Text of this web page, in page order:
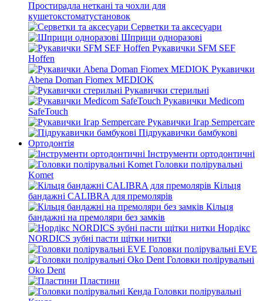
Простирадла неткані та чохли для
кушетокстоматустановок
Серветки та аксесуари
Шприци одноразові
Рукавички SFM SEF
Hoffen
Рукавички
Abena Doman Fiomex MEDIOK
Рукавички стерильні
Рукавички Medicom
SafeTouch
Рукавички Ігар Sempercare
Підрукавички бамбукові
Ортодонтія
Інструменти ортодонтичні
Головки полірувальні
Komet
Кільця
бандажні CALIBRA для премолярів
Кільця
бандажні на премоляри без замків
Нордікс
NORDICS зубні пасти щітки нитки
Головки полірувальні EVE
Головки полірувальні
Oko Dent
Пластини
Головки полірувальні